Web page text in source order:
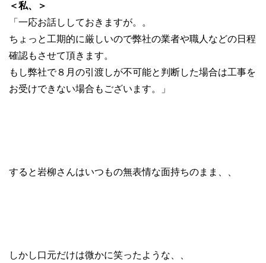
＜私、＞
「一応お話ししておきますが。。
ちょっと工期的に厳しいので弊社の業者や職人などの日程
確認もさせて頂きます。
もし弊社で８月の引渡しが不可能と判断した場合は工事を
お受けできない場合もございます。」
すると岩柳さんはいつもの無表情な面持ちのまま、、
しかし口元だけは微かに笑ったような、、